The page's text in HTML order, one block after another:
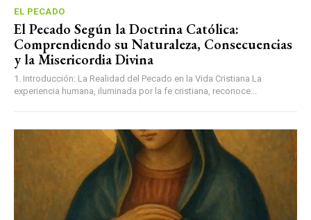
EL PECADO
El Pecado Según la Doctrina Católica:
Comprendiendo su Naturaleza, Consecuencias
y la Misericordia Divina
1. Introducción: La Realidad del Pecado en la Vida Cristiana La
experiencia humana, iluminada por la fe cristiana, reconoce...